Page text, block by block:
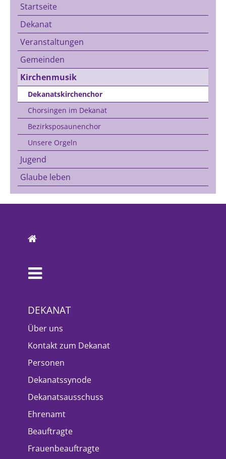
Startseite
Dekanat
Veranstaltungen
Gemeinden
Kirchenmusik
Dekanatskirchenchor
Chorsingen im Dekanat
Bezirksposaunenchor
Unsere Orgeln
Jugend
Glaube leben
DEKANAT
Über uns
Kontakt zum Dekanat
Personen
Dekanatssynode
Dekanatsausschuss
Ehrenamt
Beauftragte
Frauenbeauftragte